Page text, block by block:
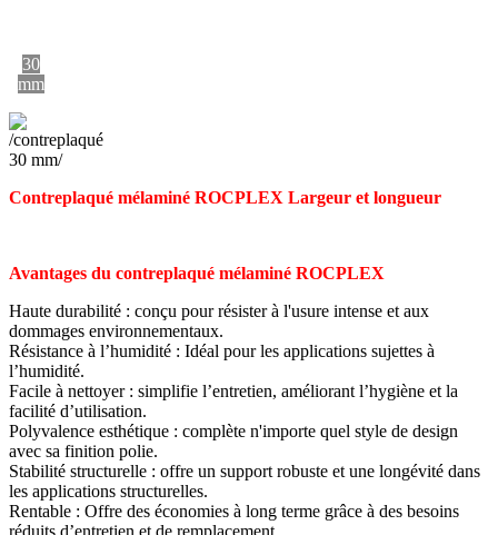
30
mm
Contreplaqué mélaminé ROCPLEX Largeur et longueur
Avantages du contreplaqué mélaminé ROCPLEX
Haute durabilité : conçu pour résister à l'usure intense et aux
dommages environnementaux.
Résistance à l’humidité : Idéal pour les applications sujettes à
l’humidité.
Facile à nettoyer : simplifie l’entretien, améliorant l’hygiène et la
facilité d’utilisation.
Polyvalence esthétique : complète n'importe quel style de design
avec sa finition polie.
Stabilité structurelle : offre un support robuste et une longévité dans
les applications structurelles.
Rentable : Offre des économies à long terme grâce à des besoins